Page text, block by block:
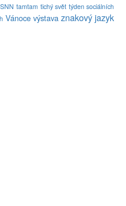
tamtam tichý svět týden sociálních
Vánoce výstava znakový jazyk